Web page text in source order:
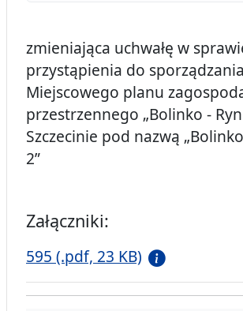
zmieniająca uchwałę w
przystąpienia do
Miejscowego planu
przestrzennego „Bolinko -
Szczecinie pod nazwą
2”
Załączniki:
595 (.pdf, 23 KB)